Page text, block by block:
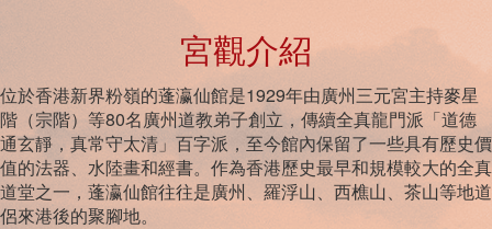
宮觀介紹
位於香港新界粉嶺的蓬瀛仙館是1929年由廣州三元宮主持麥星
階（宗階）等80名廣州道教弟子創立，傳續全真龍門派「道德
通玄靜，真常守太清」百字派，至今館內保留了一些具有歷史價
值的法器、水陸畫和經書。作為香港歷史最早和規模較大的全真
道堂之一，蓬瀛仙館往往是廣州、羅浮山、西樵山、茶山等地道
侶來港後的聚腳地。